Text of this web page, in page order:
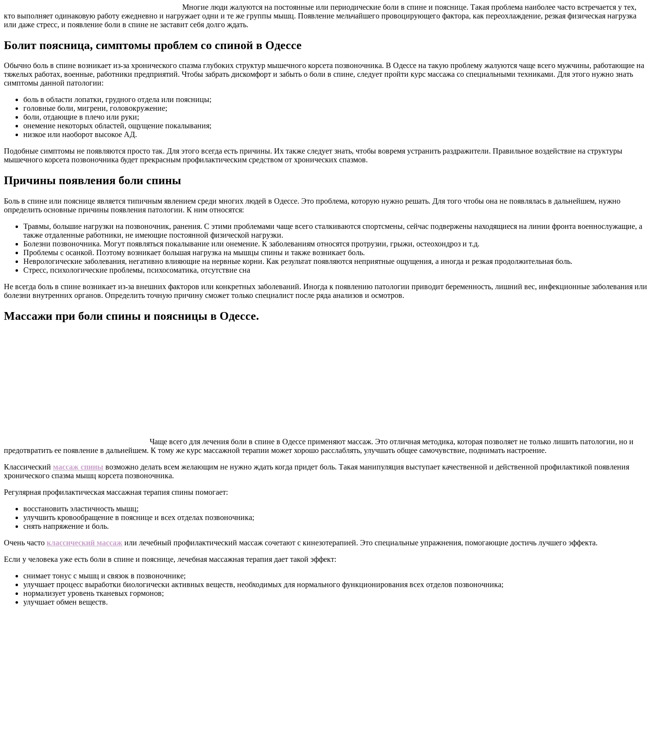
Многие люди жалуются на постоянные или периодические боли в спине и пояснице. Такая проблема наиболее часто встречается у тех,
кто выполняет одинаковую работу ежедневно и нагружает одни и те же группы мышц. Появление мельчайшего провоцирующего фактора, как переохлаждение, резкая физическая нагрузка
или даже стресс, и появление боли в спине не заставит себя долго ждать.
Болит поясница, симптомы проблем со спиной в Одессе
Обычно боль в спине возникает из-за хронического спазма глубоких структур мышечного корсета позвоночника. В Одессе на такую проблему жалуются чаще всего мужчины, работающие на
тяжелых работах, военные, работники предприятий. Чтобы забрать дискомфорт и забыть о боли в спине, следует пройти курс массажа со специальными техниками. Для этого нужно знать
симптомы данной патологии:
боль в области лопатки, грудного отдела или поясницы;
головные боли, мигрени, головокружение;
боли, отдающие в плечо или руки;
онемение некоторых областей, ощущение покалывания;
низкое или наоборот высокое АД.
Подобные симптомы не появляются просто так. Для этого всегда есть причины. Их также следует знать, чтобы вовремя устранить раздражители. Правильное воздействие на структуры
мышечного корсета позвоночника будет прекрасным профилактическим средством от хронических спазмов.
Причины появления боли спины
Боль в спине или пояснице является типичным явлением среди многих людей в Одессе. Это проблема, которую нужно решать. Для того чтобы она не появлялась в дальнейшем, нужно
определить основные причины появления патологии. К ним относятся:
Травмы, большие нагрузки на позвоночник, ранения. С этими проблемами чаще всего сталкиваются спортсмены, сейчас подвержены находящиеся на линии фронта военнослужащие, а
также отдаленные работники, не имеющие постоянной физической нагрузки.
Болезни позвоночника. Могут появляться покалывание или онемение. К заболеваниям относятся протрузии, грыжи, остеохондроз и т.д.
Проблемы с осанкой. Поэтому возникает большая нагрузка на мышцы спины и также возникает боль.
Неврологические заболевания, негативно влияющие на нервные корни. Как результат появляются неприятные ощущения, а иногда и резкая продолжительная боль.
Стресс, психологические проблемы, психосоматика, отсутствие сна
Не всегда боль в спине возникает из-за внешних факторов или конкретных заболеваний. Иногда к появлению патологии приводит беременность, лишний вес, инфекционные заболевания или
болезни внутренних органов. Определить точную причину сможет только специалист после ряда анализов и осмотров.
Массажи при боли спины и поясницы в Одессе.
Чаще всего для лечения боли в спине в Одессе применяют массаж. Это отличная методика, которая позволяет не только лишить патологии, но и
предотвратить ее появление в дальнейшем. К тому же курс массажной терапии может хорошо расслаблять, улучшать общее самочувствие, поднимать настроение.
Классический массаж спины возможно делать всем желающим не нужно ждать когда придет боль. Такая манипуляция выступает качественной и действенной профилактикой появления
хронического спазма мышц корсета позвоночника.
Регулярная профилактическая массажная терапия спины помогает:
восстановить эластичность мышц;
улучшить кровообращение в пояснице и всех отделах позвоночника;
снять напряжение и боль.
Очень часто классический массаж или лечебный профилактический массаж сочетают с кинезотерапией. Это специальные упражнения, помогающие достичь лучшего эффекта.
Если у человека уже есть боли в спине и пояснице, лечебная массажная терапия дает такой эффект:
снимает тонус с мышц и связок в позвоночнике;
улучшает процесс выработки биологически активных веществ, необходимых для нормального функционирования всех отделов позвоночника;
нормализует уровень тканевых гормонов;
улучшает обмен веществ.